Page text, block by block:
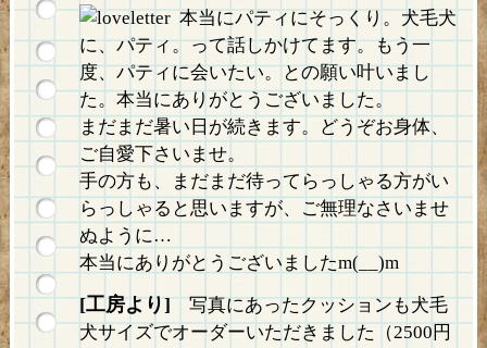
本当にパティにそっくり。犬毛犬
に、パティ。って話しかけてます。もう一
度、パティに会いたい。との願い叶いまし
た。本当にありがとうございました。
まだまだ暑い日が続きます。どうぞお身体、
ご自愛下さいませ。
手の方も、まだまだ待ってらっしゃる方がい
らっしゃると思いますが、ご無理なさいませ
ぬように…
本当にありがとうございましたm(__)m
[工房より]写真にあったクッションも犬毛
犬サイズでオーダーいただきました（2500円